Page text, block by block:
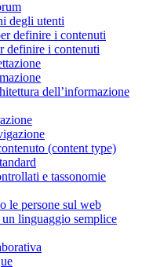
degli utenti
definire i contenuti
definire i contenuti
dell’informazione
(content type)
e tassonomie
le persone sul web
linguaggio semplice